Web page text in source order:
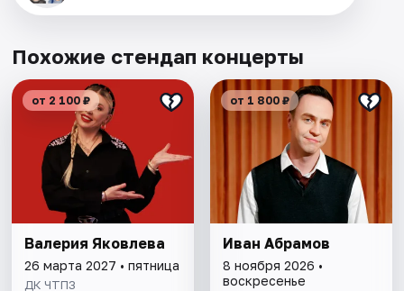
Похожие стендап концерты
от 2 100 ₽
Валерия Яковлева
26 марта 2027 • пятница
ДК ЧТПЗ
от 1 800 ₽
Иван Абрамов
8 ноября 2026 •
воскресенье